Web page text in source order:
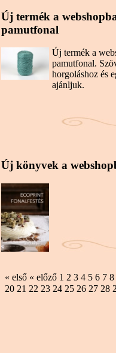
Új termék a
pamutfonal
Új termék a
pamutfonal.
horgoláshoz és
ajánljuk.
Új könyvek a
« első « előző 1 2 3 4 5 6 7 8
20 21 22 23 24 25 26 27 28